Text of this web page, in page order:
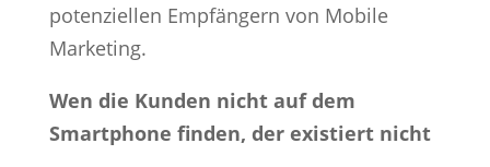
potenziellen Empfängern von Mobile
Marketing.
Wen die Kunden nicht auf dem
Smartphone finden, der existiert nicht